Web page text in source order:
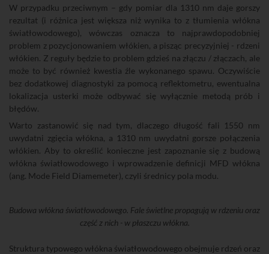
W przypadku przeciwnym – gdy pomiar dla 1310 nm daje gorszy
rezultat (i różnica jest większa niż wynika to z tłumienia włókna
światłowodowego), wówczas oznacza to najprawdopodobniej
problem z pozycjonowaniem włókien, a pisząc precyzyjniej - rdzeni
włókien. Z reguły będzie to problem gdzieś na złączu / złączach, ale
może to być również kwestia źle wykonanego spawu. Oczywiście
bez dodatkowej diagnostyki za pomocą reflektometru, ewentualna
lokalizacja usterki może odbywać się wyłącznie metodą prób i
błędów.
Warto zastanowić się nad tym, dlaczego długość fali 1550 nm
uwydatni zgięcia włókna, a 1310 nm uwydatni gorsze połączenia
włókien. Aby to określić konieczne jest zapoznanie się z budową
włókna światłowodowego i wprowadzenie definicji MFD włókna
(ang. Mode Field Diamemeter), czyli średnicy pola modu.
Budowa włókna światłowodowego. Fale świetlne propagują w rdzeniu oraz
część z nich - w płaszczu włókna.
Struktura typowego włókna światłowodowego obejmuje rdzeń oraz